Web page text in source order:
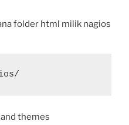
folder html milik nagios
themes